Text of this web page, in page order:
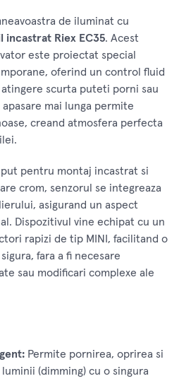
de iluminat cu
incastrat Riex EC35. Acest
este proiectat special
oferind un control fluid
scurta puteti porni sau
mai lunga permite
creand atmosfera perfecta
pentru montaj incastrat si
crom, senzorul se integreaza
asigurand un aspect
Dispozitivul vine echipat cu un
rapizi de tip MINI, facilitand o
fara a fi necesare
sau modificari complexe ale
Permite pornirea, oprirea si
(dimming) cu o singura